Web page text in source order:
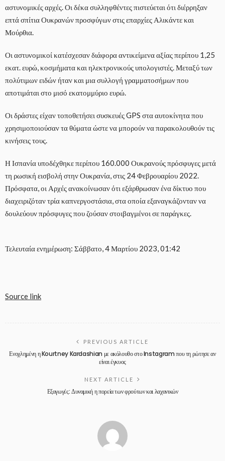
αστυνομικές αρχές. Οι δέκα συλληφθέντες πιστεύεται ότι διέρρηξαν
επτά σπίτια Ουκρανών προσφύγων στις επαρχίες Αλικάντε και
Μούρθια.
Οι αστυνομικοί κατέσχεσαν διάφορα αντικείμενα αξίας περίπου 1,25
εκατ. ευρώ, κοσμήματα και ηλεκτρονικούς υπολογιστές. Μεταξύ των
πολύτιμων ειδών ήταν και μια συλλογή γραμματοσήμων που
αποτιμάται στο μισό εκατομμύριο ευρώ.
Οι δράστες είχαν τοποθετήσει συσκευές GPS στα αυτοκίνητα που
χρησιμοποιούσαν τα θύματα ώστε να μπορούν να παρακολουθούν τις
κινήσεις τους.
Η Ισπανία υποδέχθηκε περίπου 160.000 Ουκρανούς πρόσφυγες μετά
τη ρωσική εισβολή στην Ουκρανία, στις 24 Φεβρουαρίου 2022.
Πρόσφατα, οι Αρχές ανακοίνωσαν ότι εξάρθρωσαν ένα δίκτυο που
διαχειριζόταν τρία καπνεργοστάσια, στα οποία εξαναγκάζονταν να
δουλεύουν πρόσφυγες που ζούσαν στοιβαγμένοι σε παράγκες.
Τελευταία ενημέρωση: Σάββατο, 4 Μαρτίου 2023, 01:42
Source link
PREVIOUS ARTICLE
Ενοχλημένη η Kourtney Kardashian με ακόλουθο στο Instagram που τη ρώτησε αν
είναι έγκυος
NEXT ARTICLE
Εξαγωγές: Δυναμική η πορεία των φρούτων και λαχανικών